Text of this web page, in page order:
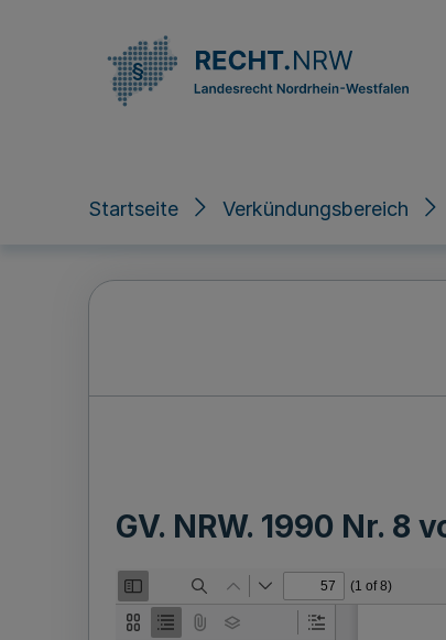
Startseite Verkündungsbereich
GV. NRW. 1990 Nr. 8